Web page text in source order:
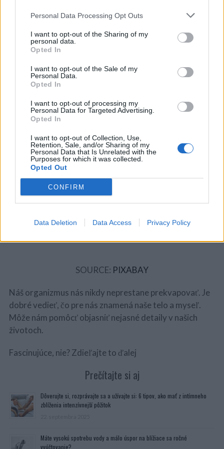
Personal Data Processing Opt Outs
I want to opt-out of the Sharing of my
personal data.
Opted In
I want to opt-out of the Sale of my
Personal Data.
Opted In
I want to opt-out of processing my
Personal Data for Targeted Advertising.
Opted In
I want to opt-out of Collection, Use,
Retention, Sale, and/or Sharing of my
Personal Data that Is Unrelated with the
Purposes for which it was collected.
Opted Out
CONFIRM
Data Deletion Data Access Privacy Policy
pečeň. Je to väčšinou hnev, ktorý nechceme priznať ani
sami pred sebou (napr. Závisť).
SOURCE:PIXABAY
Tieto hodiny súvisia s našim podvedomím. Ak sa v
vás chce kontaktovať vyšsia sila
Medzi 5 a 7 – emocionálny blok
Meridián pečene je väčšinou aktívny ráno. Pomáha
nerovnováhy tohto kanála sú emocionálne bloky –
SOURCE: PIXABAY
Náš organizmus nás nikdy neprestane prekvapovať. Je
dobré vedieť, čo pre nás znamená naše telo a myseľ.
Môže nám pomôcť objasniť nejasné detaily v našich
životoch.
Fascinujúce, nie? Zdieľajte to ďalej
Prečítajte si aj
Dôverujte si, rozprávajte sa a užívajte si: 6 tipov, ako mať z intímneho
zblíženia intenzívnejší pôžitok
Máte vysokú spotrebu vody a málo úspor na blížiace sa ročné
vyúčtovanie?